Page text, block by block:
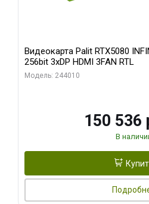
Видеокарта Palit RTX5080
256bit 3xDP HDMI 3FAN RTL
Модель: 244010
150 536
В